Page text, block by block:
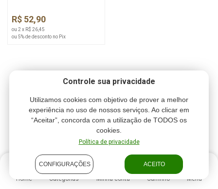
Controle sua privacidade
Utilizamos cookies com objetivo de prover a melhor
experiência no uso de nossos serviços. Ao clicar em
“Aceitar”, concorda com a utilização de TODOS os
cookies.
Política de privacidade
CONFIGURAÇÕES ACEITO
Home Categorias Minha conta Carrinho Menu
R$ 52,90
ou 2 x R$ 26,45
ou 5% de desconto no Pix